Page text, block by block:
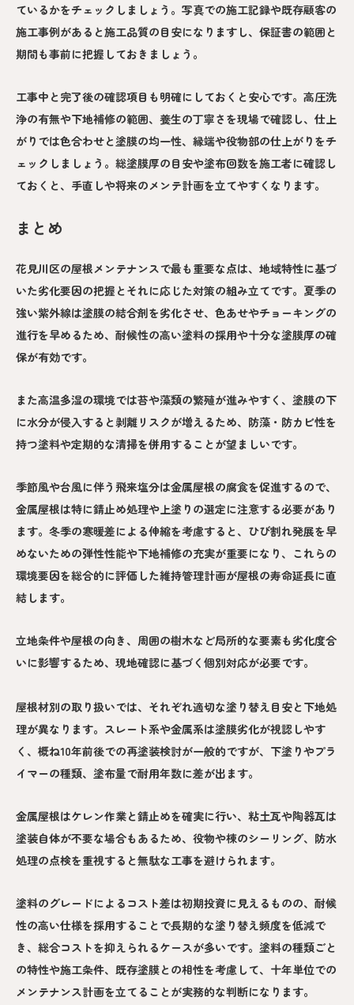
ているかをチェックしましょう。写真での施工記録や既存顧客の
施工事例があると施工品質の目安になりますし、保証書の範囲と
期間も事前に把握しておきましょう。
工事中と完了後の確認項目も明確にしておくと安心です。高圧洗
浄の有無や下地補修の範囲、養生の丁寧さを現場で確認し、仕上
がりでは色合わせと塗膜の均一性、縁端や役物部の仕上がりをチ
ェックしましょう。総塗膜厚の目安や塗布回数を施工者に確認し
ておくと、手直しや将来のメンテ計画を立てやすくなります。
まとめ
花見川区の屋根メンテナンスで最も重要な点は、地域特性に基づ
いた劣化要因の把握とそれに応じた対策の組み立てです。夏季の
強い紫外線は塗膜の結合剤を劣化させ、色あせやチョーキングの
進行を早めるため、耐候性の高い塗料の採用や十分な塗膜厚の確
保が有効です。
また高温多湿の環境では苔や藻類の繁殖が進みやすく、塗膜の下
に水分が侵入すると剥離リスクが増えるため、防藻・防カビ性を
持つ塗料や定期的な清掃を併用することが望ましいです。
季節風や台風に伴う飛来塩分は金属屋根の腐食を促進するので、
金属屋根は特に錆止め処理や上塗りの選定に注意する必要があり
ます。冬季の寒暖差による伸縮を考慮すると、ひび割れ発展を早
めないための弾性性能や下地補修の充実が重要になり、これらの
環境要因を総合的に評価した維持管理計画が屋根の寿命延長に直
結します。
立地条件や屋根の向き、周囲の樹木など局所的な要素も劣化度合
いに影響するため、現地確認に基づく個別対応が必要です。
屋根材別の取り扱いでは、それぞれ適切な塗り替え目安と下地処
理が異なります。スレート系や金属系は塗膜劣化が視認しやす
く、概ね10年前後での再塗装検討が一般的ですが、下塗りやプラ
イマーの種類、塗布量で耐用年数に差が出ます。
金属屋根はケレン作業と錆止めを確実に行い、粘土瓦や陶器瓦は
塗装自体が不要な場合もあるため、役物や棟のシーリング、防水
処理の点検を重視すると無駄な工事を避けられます。
塗料のグレードによるコスト差は初期投資に見えるものの、耐候
性の高い仕様を採用することで長期的な塗り替え頻度を低減で
き、総合コストを抑えられるケースが多いです。塗料の種類ごと
の特性や施工条件、既存塗膜との相性を考慮して、十年単位での
メンテナンス計画を立てることが実務的な判断になります。